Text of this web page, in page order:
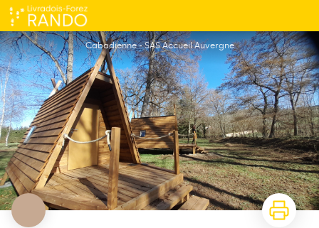
Cabadienne - Camping de l'Eau Mère
Cabadienne - SAS Accueil Auvergne